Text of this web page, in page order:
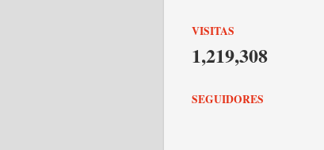
VISITAS
1,219,308
SEGUIDORES